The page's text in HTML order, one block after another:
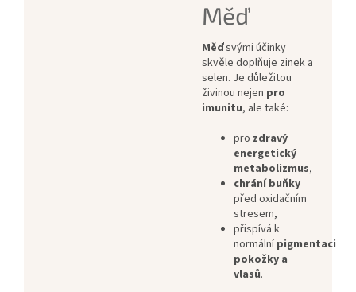
Měď
Měďsvými účinky
skvěle doplňuje zinek a
selen. Je důležitou
živinou nejen pro
imunitu, ale také:
pro zdravý
energetický
metabolizmus,
chrání buňky
před oxidačním
stresem,
přispívá k
normálnípigmentaci
pokožky a
vlasů.